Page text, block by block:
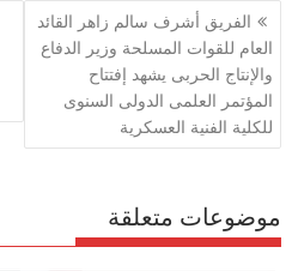
o
o
k
A
p
p
a
m
تصفّح
المقالات
الفريق أشرف سالم زاهر القائد
العام للقوات المسلحة وزير الدفاع
والإنتاج الحربى يشهد إفتتاح
المؤتمر العلمى الدولى السنوى
للكلية الفنية العسكرية
موضوعات متعلقة